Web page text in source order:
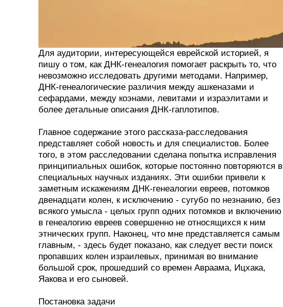
Для аудитории, интересующейся еврейской историей, я
пишу о том, как ДНК-генеалогия помогает раскрыть то, что
невозможно исследовать другими методами. Например,
ДНК-генеалогические различия между ашкеназами и
сефардами, между коэнами, левитами и израэлитами и
более детальные описания ДНК-гаплотипов.
Главное содержание этого рассказа-расследования
представляет собой новость и для специалистов. Более
того, в этом расследовании сделана попытка исправления
принципиальных ошибок, которые постоянно повторяются в
специальных научных изданиях. Эти ошибки привели к
заметным искажениям ДНК-генеалогии евреев, потомков
двенадцати колен, к исключению - сугубо по незнанию, без
всякого умысла - целых групп одних потомков и включению
в генеалогию евреев совершенно не относящихся к ним
этнических групп. Наконец, что мне представляется самым
главным, - здесь будет показано, как следует вести поиск
пропавших колен израилевых, принимая во внимание
большой срок, прошедший со времен Авраама, Ицхака,
Яакова и его сыновей.
Постановка задачи